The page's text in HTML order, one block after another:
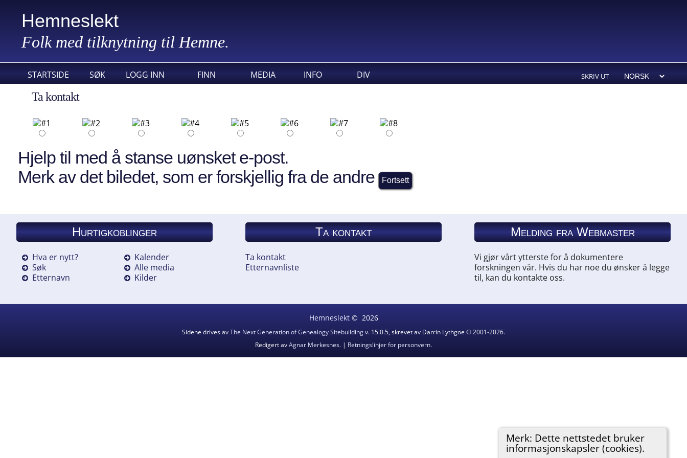
Hemneslekt
Folk med tilknytning til Hemne.
STARTSIDE SØK LOGG INN FINN MEDIA INFO DIV SKRIV UT
Merk: Dette nettstedet bruker
informasjonskapsler (cookies).
Ta kontakt
Hjelp til med å stanse uønsket e-post.
Merk av det biledet, som er forskjellig fra de andre
Hurtigkoblinger
Hva er nytt?
Søk
Etternavn
Kalender
Alle media
Kilder
Ta kontakt
Ta kontakt
Etternavnliste
Melding fra Webmaster
Vi gjør vårt ytterste for å dokumentere
forskningen vår. Hvis du har noe du ønsker å legge
til, kan du kontakte oss.
Hemneslekt© 2026
Sidene drives avThe Next Generation of Genealogy Sitebuildingv. 15.0.5, skrevet av Darrin Lythgoe © 2001-2026.
Redigert avAgnar Merkesnes. | Retningslinjer for personvern.